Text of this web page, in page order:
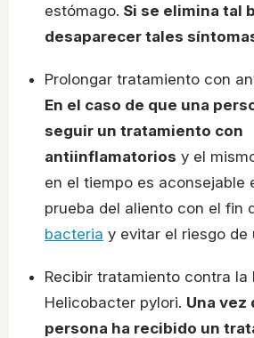
estómago. Si se elimina tal
desaparecer tales
Prolongar tratamiento con
En el caso de que una
seguir un tratamiento con
antiinflamatorios y el
en el tiempo es aconsejable
prueba del aliento con el fin
bacteria y evitar el riesgo de
Recibir tratamiento contra la
Helicobacter pylori. Una vez
persona ha recibido un